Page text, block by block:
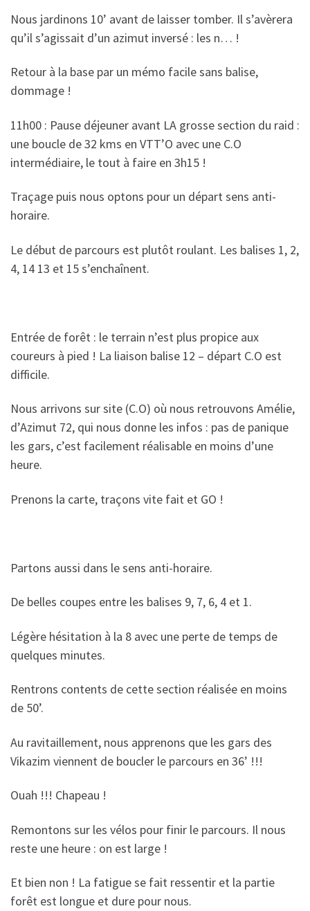
Nous jardinons 10’ avant de laisser tomber. Il s’avèrera
qu’il s’agissait d’un azimut inversé : les n… !
Retour à la base par un mémo facile sans balise,
dommage !
11h00 : Pause déjeuner avant LA grosse section du raid :
une boucle de 32 kms en VTT’O avec une C.O
intermédiaire, le tout à faire en 3h15 !
Traçage puis nous optons pour un départ sens anti-
horaire.
Le début de parcours est plutôt roulant. Les balises 1, 2,
4, 14 13 et 15 s’enchaînent.
Entrée de forêt : le terrain n’est plus propice aux
coureurs à pied ! La liaison balise 12 – départ C.O est
difficile.
Nous arrivons sur site (C.O) où nous retrouvons Amélie,
d’Azimut 72, qui nous donne les infos : pas de panique
les gars, c’est facilement réalisable en moins d’une
heure.
Prenons la carte, traçons vite fait et GO !
Partons aussi dans le sens anti-horaire.
De belles coupes entre les balises 9, 7, 6, 4 et 1.
Légère hésitation à la 8 avec une perte de temps de
quelques minutes.
Rentrons contents de cette section réalisée en moins
de 50’.
Au ravitaillement, nous apprenons que les gars des
Vikazim viennent de boucler le parcours en 36’ !!!
Ouah !!! Chapeau !
Remontons sur les vélos pour finir le parcours. Il nous
reste une heure : on est large !
Et bien non ! La fatigue se fait ressentir et la partie
forêt est longue et dure pour nous.